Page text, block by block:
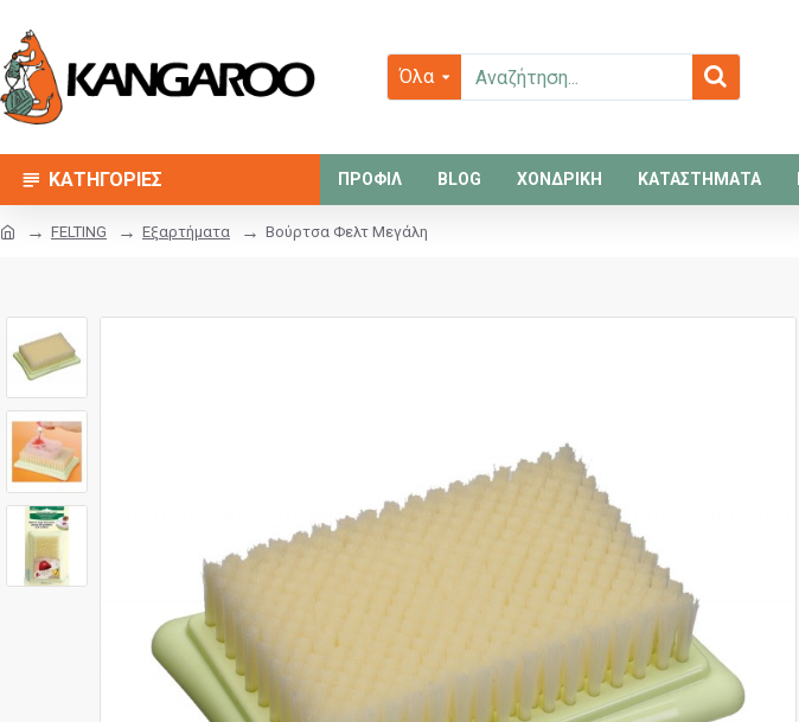
Όλα
ΚΑΤΗΓΟΡΙΕΣ ΠΡΟΦΙΛ BLOG ΧΟΝΔΡΙΚΗ ΚΑΤΑΣΤΗΜΑΤΑ
FELTING Εξαρτήματα Βούρτσα Φελτ Μεγάλη